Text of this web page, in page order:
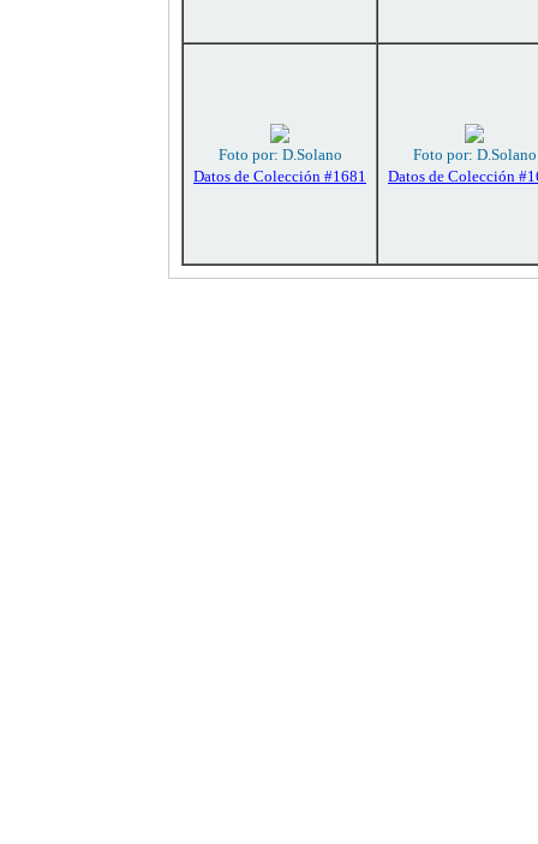
Foto por: D.Solano
Datos de Colección #1681
Foto por: D.Solano
Datos de Colección